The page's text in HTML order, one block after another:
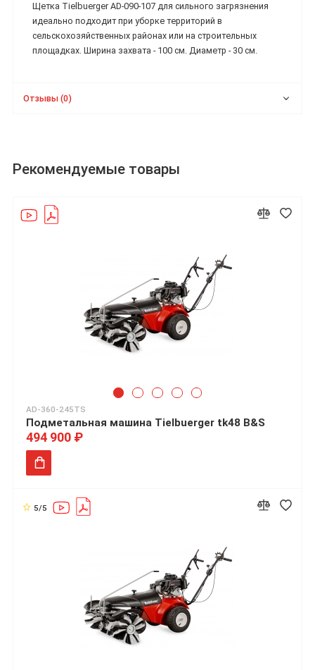
Щетка Tielbuerger AD-090-107 для сильного загрязнения
идеально подходит при уборке территорий в
сельскохозяйственных районах или на строительных
площадках. Ширина захвата - 100 см. Диаметр - 30 см.
Отзывы (0)
Рекомендуемые товары
AD-360-245TS
Подметальная машина Tielbuerger tk48 B&S
494 900 ₽
5/5